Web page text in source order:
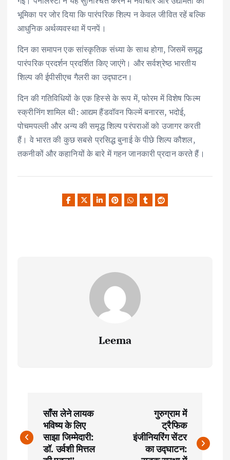
भूमिका पर जोर दिया कि पारंपरिक शिल्प न केवल जीवित रहें बल्कि
आधुनिक अर्थव्यवस्था में पनपें।
दिन का समापन एक सांस्कृतिक संध्या के साथ होगा, जिसमें समृद्ध
पारंपरिक प्रदर्शन प्रदर्शित किए जाएंगे। और सर्वश्रेष्ठ भारतीय
शिल्प की ईपीसीएच गैलरी का उद्घाटन।
दिन की गतिविधियों के एक हिस्से के रूप में, फोरम में विशेष फिल्म
स्क्रीनिंग शामिल थी: आद्यम हैंडवॉवन फिल्में बनारस, भदोई,
पोचमपल्ली और अन्य की समृद्ध शिल्प परंपराओं को उजागर करती
हैं। वे भारत की कुछ सबसे प्रसिद्ध बुनाई के पीछे शिल्प कौशल,
तकनीकों और कहानियों के बारे में गहन जानकारी प्रदान करते हैं।
Leema
o
साँस लेने लायक
भविष्य के लिए
साझा जिम्मेदारी:
डॉ. उर्वशी मित्तल
गुरुग्राम में
ट्रैफिक
इंजीनियरिंग सेंटर
का उद्घाटन: